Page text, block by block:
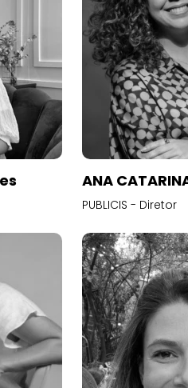
ANA
PUBLICIS - Diretor